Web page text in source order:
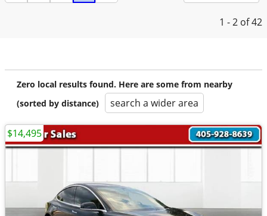
1 - 2 of 42
Zero local results found. Here are some from nearby
(sorted by distance)
search a wider area
$14,495